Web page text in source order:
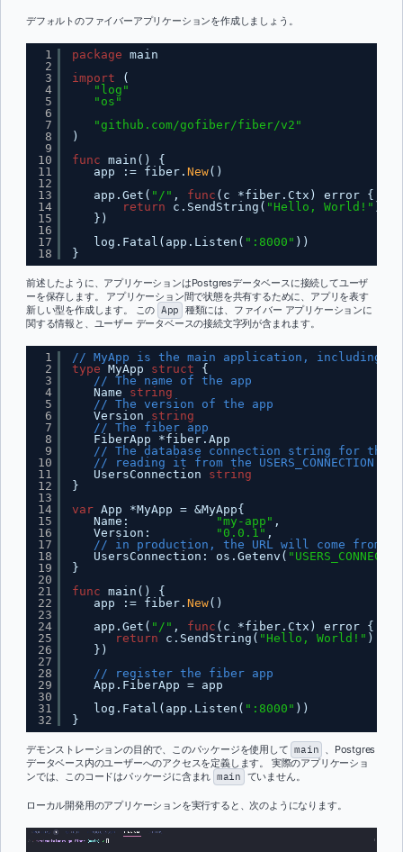
デフォルトのファイバーアプリケーションを作成しましょう。
1
2
3
4
5
6
7
8
9
10
11
12
13
14
15
16
17
18
package main
import
(
"log"
"os"
"github.com/gofiber/fiber/v2"
)
func main() {
app := fiber. New()
app.Get( "/" , func (c *fiber.Ctx) error {
return
c.SendString( "Hello, World!"
})
log.Fatal(app.Listen( ":8000" ))
}
前述したように、アプリケーションはPostgresデータベースに接続してユーザ
ーを保存します。 アプリケーション間で状態を共有するために、アプリを表す
新しい型を作成します。 この App 種類には、ファイバー アプリケーションに
関する情報と、ユーザー データベースの接続文字列が含まれます。
1
2
3
4
5
6
7
8
9
10
11
12
13
14
15
16
17
18
19
20
21
22
23
24
25
26
27
28
29
30
31
32
// MyApp is the main application, including
type MyApp struct
{
// The name of the app
Name string
// The version of the app
Version string
// The fiber app
FiberApp *fiber.App
// The database connection string for the
// reading it from the
UsersConnection string
}
var App *MyApp = &MyApp{
Name:
"my-app" ,
Version:
"0.0.1" ,
// in production, the URL will come from
UsersConnection: os.Getenv(
}
func main() {
app := fiber. New()
app.Get( "/" , func (c *fiber.Ctx) error {
return
c.SendString( "Hello, World!" )
})
// register the fiber app
App.FiberApp = app
log.Fatal(app.Listen( ":8000" ))
}
デモンストレーションの目的で、このパッケージを使用して main 、Postgres
データベース内のユーザーへのアクセスを定義します。 実際のアプリケーショ
ンでは、このコードはパッケージに含まれ main ていません。
ローカル開発用のアプリケーションを実行すると、次のようになります。